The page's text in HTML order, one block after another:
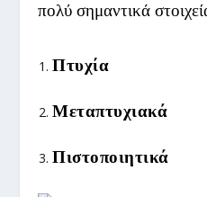
πολύ σημαντικά
Πτυχία
Μεταπτυχιακά
Πιστοποιητικά